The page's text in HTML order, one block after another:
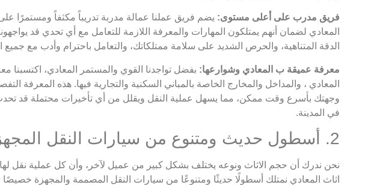
فريق مدرب على أعلى مستوى: يضم فريق عملنا عمالة مدربة تدريباً مكثفاً ومستمرًا
المعادي لضمان أنهم يمتلكون المهارات والمعرفة اللازمة للتعامل مع أي تحدي قد
الدقة المتناهية، والحرص الشديد على سلامة ممتلكاتك، والتعامل باحترام وأدب مع جميع
معرفة عميقة ب المعادي وشوارعها: بفضل تواجدنا القوي والمستمر المعادي، اكتسبنا
المعادي ، والمداخل والمخارج الخاصة بالمباني السكنية والتجارية فيها. هذه المعرفة
وجهتك بأسرع وقت ممكن، مما يسهل عملية النقل ويقلل من أي تأخيرات محتملة قد تحدث
في المدينة.
2. أسطول حديث ومتنوع من سيارات النقل المجهزة خصيصاً
نحن ندرك أن حجم الاثاث ونوعه يختلف بشكل كبير من عميل لآخر، وأن كل عملية نقل لها
اثاث المعادي نمتلك أسطولًا حديثًا ومتنوعًا من سيارات النقل المصممة والمجهزة خصيصًا